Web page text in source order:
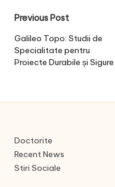
Post
navigation
Previous Post
Galileo Topo: Studii de
Specialitate pentru
Proiecte Durabile și Sigure
Doctorite
Recent News
Stiri Sociale